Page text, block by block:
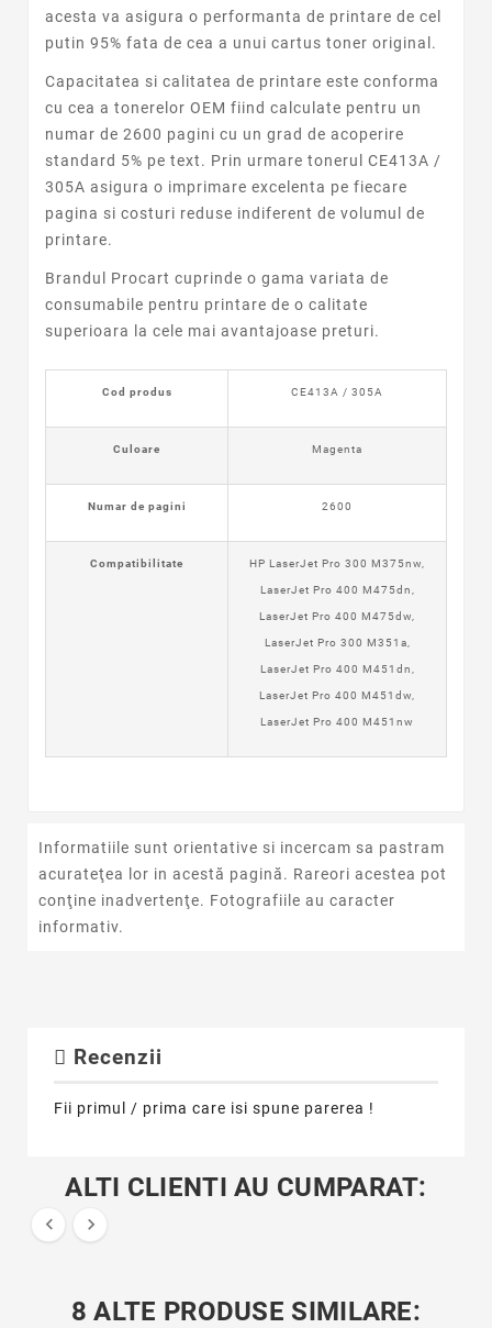
acesta va asigura o performanta de printare de cel
putin 95% fata de cea a unui cartus toner original.
Capacitatea si calitatea de printare este conforma
cu cea a tonerelor OEM fiind calculate pentru un
numar de 2600 pagini cu un grad de acoperire
standard 5% pe text. Prin urmare tonerul CE413A /
305A asigura o imprimare excelenta pe fiecare
pagina si costuri reduse indiferent de volumul de
printare.
Brandul Procart cuprinde o gama variata de
consumabile pentru printare de o calitate
superioara la cele mai avantajoase preturi.
Cod produs CE413A / 305A
Culoare Magenta
Numar de pagini 2600
Compatibilitate HP LaserJet Pro 300 M375nw,
LaserJet Pro 400 M475dn,
LaserJet Pro 400 M475dw,
LaserJet Pro 300 M351a,
LaserJet Pro 400 M451dn,
LaserJet Pro 400 M451dw,
LaserJet Pro 400 M451nw
Informatiile sunt orientative si incercam sa pastram
acurateţea lor in acestă pagină. Rareori acestea pot
conţine inadvertenţe. Fotografiile au caracter
informativ.
Recenzii
Fii primul / prima care isi spune parerea !
ALTI CLIENTI AU CUMPARAT:
 
8 ALTE PRODUSE SIMILARE: